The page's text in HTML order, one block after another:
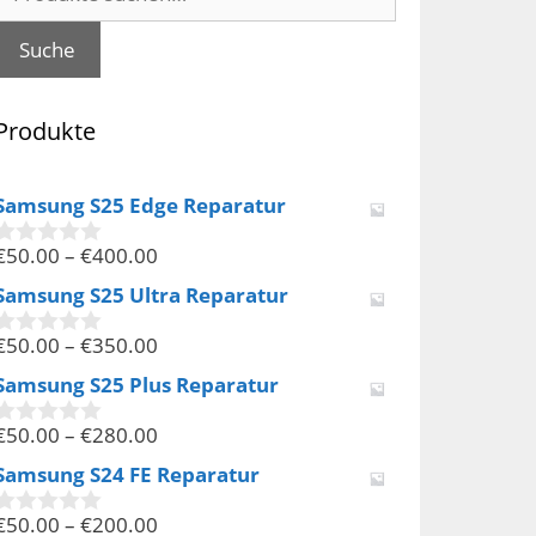
Suche
S25 Edge Reparatur
50.00 – €400.00
S25 Ultra Reparatur
50.00 – €350.00
S25 Plus Reparatur
50.00 – €280.00
S24 FE Reparatur
50.00 – €200.00